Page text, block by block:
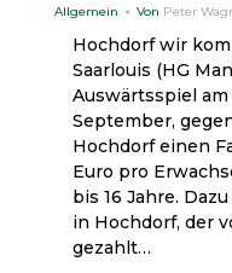
Allgemein Von Peter
Hochdorf wir
Saarlouis (HG
Auswärtsspiel am
September,
Hochdorf einen
Euro pro
bis 16 Jahre.
in Hochdorf, der
gezahlt…